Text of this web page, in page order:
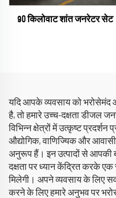
90 किलोवाट शांत जनरेटर सेट
यदि आपके व्यवसाय को भरोसेमंद
है, तो हमारे उच्च-दक्षता डीजल
विभिन्न क्षेत्रों में उत्कृष्ट
औद्योगिक, वाणिज्यिक और
अनुरूप हैं। इन उत्पादों से आपकी
दक्षता पर ध्यान केंद्रित करके एक
मिलेगी। अपने व्यवसाय के लिए
करने के लिए हमारे अनुभव पर